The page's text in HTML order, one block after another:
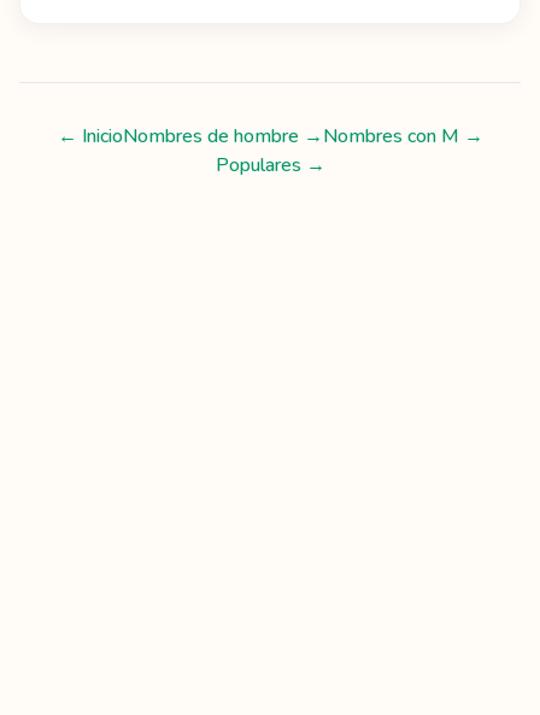
← InicioNombres de hombre →Nombres con M →
Populares →